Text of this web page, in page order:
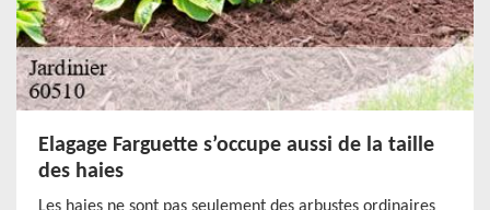
Elagage Farguette s’occupe aussi de la taille
des haies